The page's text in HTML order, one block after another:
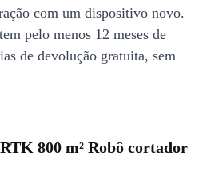
com um dispositivo novo.
pelo menos 12 meses de
de devolução gratuita, sem
800 m² Robô cortador